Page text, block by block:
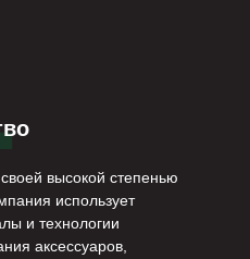
высокой степенью
использует
и технологии
аксессуаров,